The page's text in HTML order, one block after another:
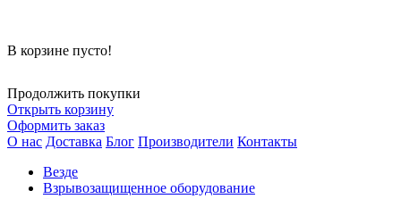
В корзине пусто!
Продолжить покупки
Открыть корзину
Оформить заказ
О нас Доставка Блог Производители Контакты
Везде
Взрывозащищенное оборудование